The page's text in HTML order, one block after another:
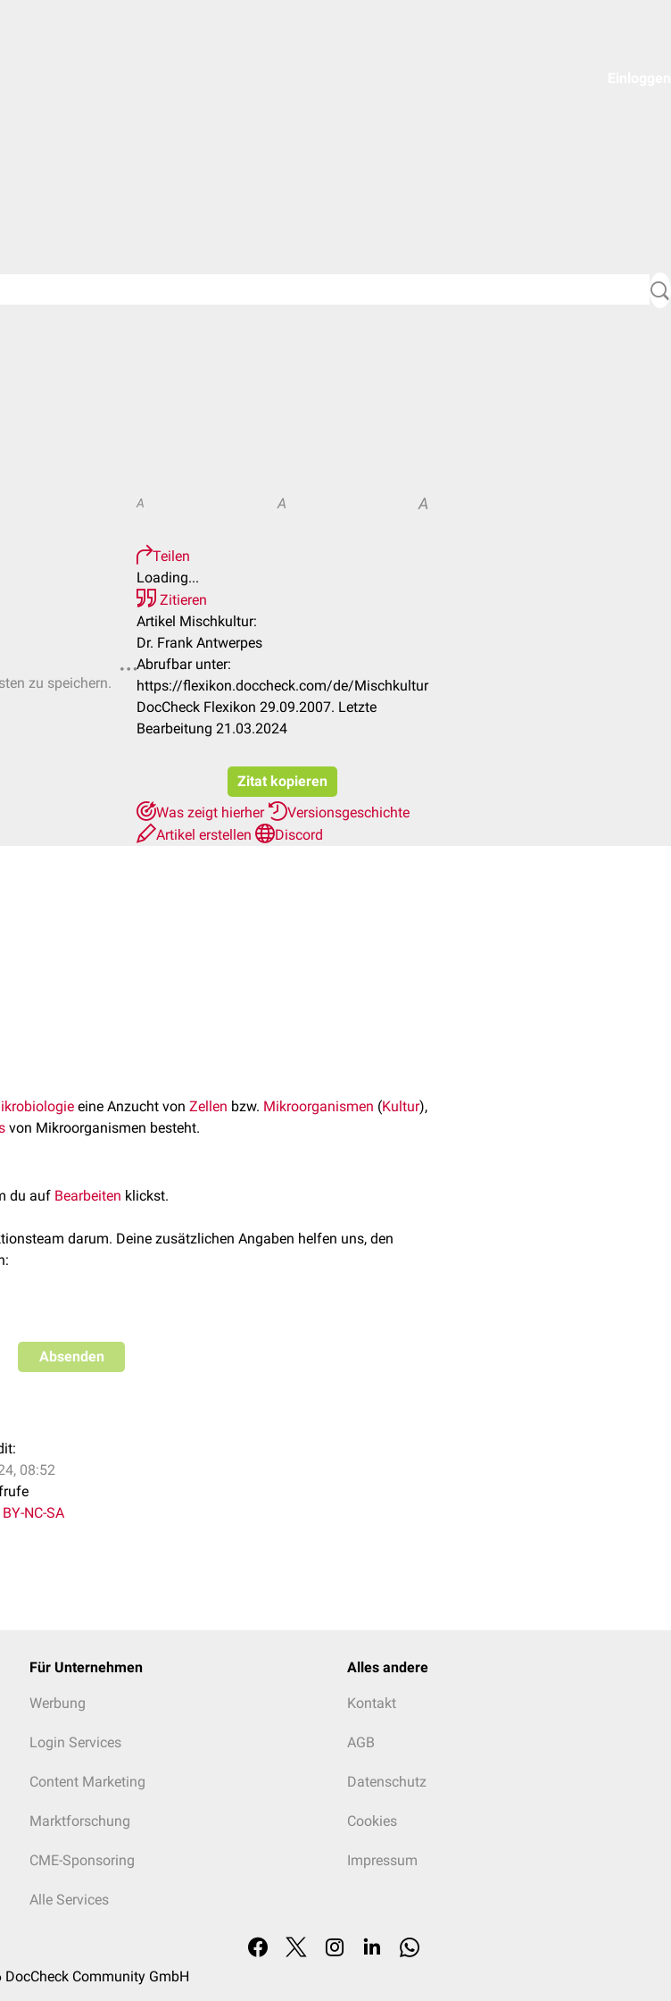
zu speichern.
A A A
Teilen
Loading...
Zitieren
Artikel Mischkultur:
Dr. Frank Antwerpes
Abrufbar unter:
https://flexikon.doccheck.com/de/Mischkultur
DocCheck Flexikon 29.09.2007. Letzte
Bearbeitung 21.03.2024
Zitat kopieren
Was zeigt hierher
Versionsgeschichte
Artikel erstellen
Discord
eine Anzucht von Zellen bzw. Mikroorganismen (Kultur),
von Mikroorganismen besteht.
du auf Bearbeiten klickst.
darum. Deine zusätzlichen Angaben helfen uns, den
Absenden
08:52
BY-NC-SA
Für Unternehmen
Werbung
Login Services
Content Marketing
Marktforschung
CME-Sponsoring
Alle Services
Alles andere
Kontakt
AGB
Datenschutz
Cookies
Impressum
DocCheck Community GmbH